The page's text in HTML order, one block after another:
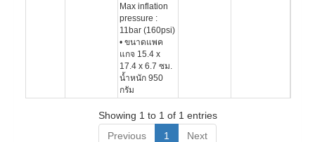
Max inflation
pressure :
11bar (160psi)
• ขนาดแพค
แกจ 15.4 x
17.4 x 6.7 ซม.
น้ำหนัก 950
กรัม
Showing 1 to 1 of 1 entries
Previous
1 Next